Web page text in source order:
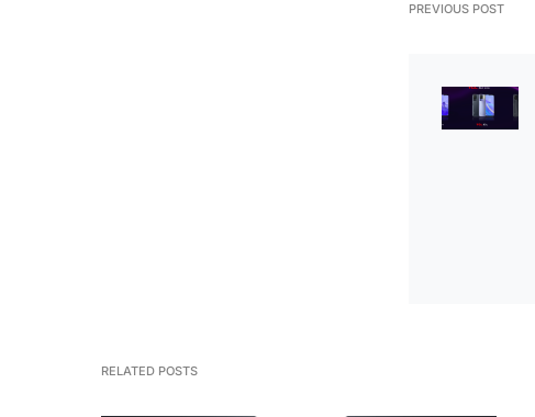
PREVIOUS POST
RELATED POSTS